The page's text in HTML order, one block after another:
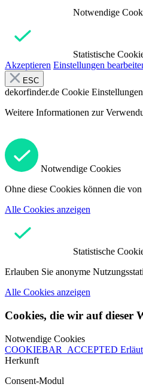
Notwendige
Statistische
Akzeptieren Einstellungen
ESC
dekorfinder.de Cookie Einstellungen
Weitere Informationen zur
Notwendige Cookies
Ohne diese Cookies können die
Alle Cookies anzeigen
Statistische
Erlauben Sie anonyme
Alle Cookies anzeigen
Cookies, die wir auf dieser
Notwendige Cookies
COOKIEBAR_ACCEPTED
Herkunft
Consent-Modul